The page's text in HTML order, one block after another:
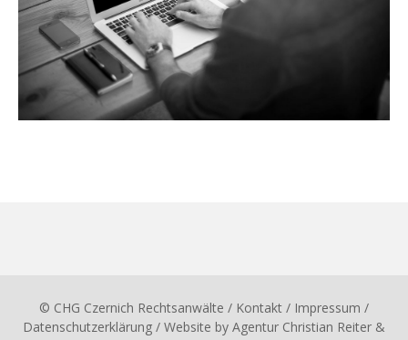
© CHG Czernich Rechtsanwälte / Kontakt / Impressum /
Datenschutzerklärung / Website by Agentur Christian Reiter &